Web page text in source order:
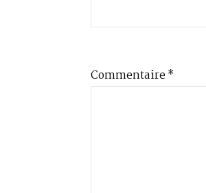
Commentaire *